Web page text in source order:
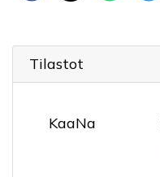
Tilastot
KaaNa